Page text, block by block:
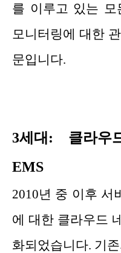
를 이루고 있는 모
모니터링에 대한
문입니다.
3세대: 클라우
EMS
2010년 중 이후 서
에 대한 클라우드
화되었습니다. 기